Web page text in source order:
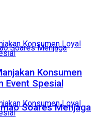
Soares Menjaga
Konsumen
Event Spesial